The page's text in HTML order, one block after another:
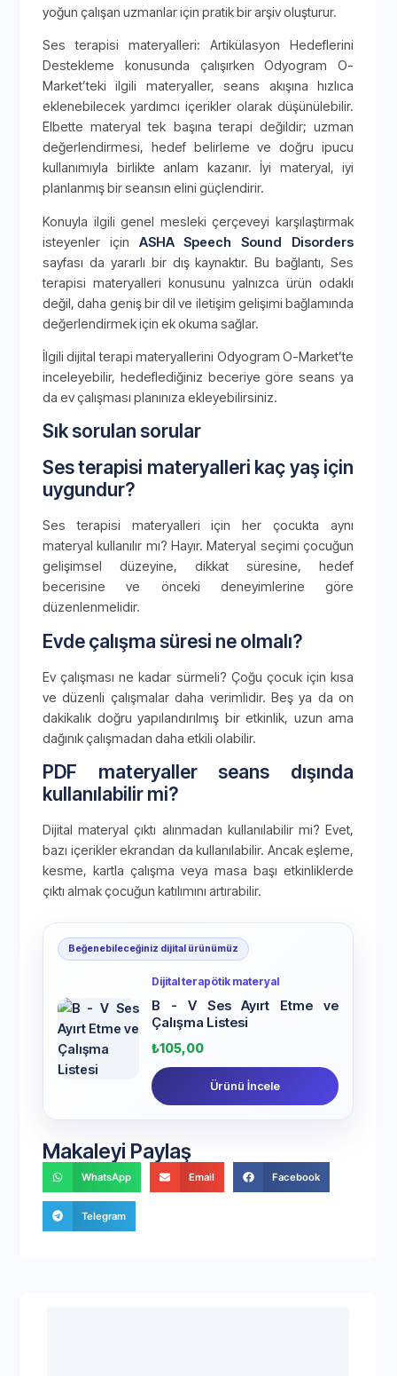
yoğun çalışan uzmanlar için pratik bir arşiv oluşturur.
Ses terapisi materyalleri: Artikülasyon Hedeflerini
Destekleme konusunda çalışırken Odyogram O-
Market’teki ilgili materyaller, seans akışına hızlıca
eklenebilecek yardımcı içerikler olarak düşünülebilir.
Elbette materyal tek başına terapi değildir; uzman
değerlendirmesi, hedef belirleme ve doğru ipucu
kullanımıyla birlikte anlam kazanır. İyi materyal, iyi
planlanmış bir seansın elini güçlendirir.
Konuyla ilgili genel mesleki çerçeveyi karşılaştırmak
isteyenler için ASHA Speech Sound Disorders
sayfası da yararlı bir dış kaynaktır. Bu bağlantı, Ses
terapisi materyalleri konusunu yalnızca ürün odaklı
değil, daha geniş bir dil ve iletişim gelişimi bağlamında
değerlendirmek için ek okuma sağlar.
İlgili dijital terapi materyallerini Odyogram O-Market’te
inceleyebilir, hedeflediğiniz beceriye göre seans ya
da ev çalışması planınıza ekleyebilirsiniz.
Sık sorulan sorular
Ses terapisi materyalleri kaç yaş için
uygundur?
Ses terapisi materyalleri için her çocukta aynı
materyal kullanılır mı? Hayır. Materyal seçimi çocuğun
gelişimsel düzeyine, dikkat süresine, hedef
becerisine ve önceki deneyimlerine göre
düzenlenmelidir.
Evde çalışma süresi ne olmalı?
Ev çalışması ne kadar sürmeli? Çoğu çocuk için kısa
ve düzenli çalışmalar daha verimlidir. Beş ya da on
dakikalık doğru yapılandırılmış bir etkinlik, uzun ama
dağınık çalışmadan daha etkili olabilir.
PDF materyaller seans dışında
kullanılabilir mi?
Dijital materyal çıktı alınmadan kullanılabilir mi? Evet,
bazı içerikler ekrandan da kullanılabilir. Ancak eşleme,
kesme, kartla çalışma veya masa başı etkinliklerde
çıktı almak çocuğun katılımını artırabilir.
Beğenebileceğiniz dijital ürünümüz
Dijital terapötik materyal
B - V Ses Ayırt Etme ve
Çalışma Listesi
₺105,00
Ürünü İncele
Makaleyi Paylaş
WhatsApp Email Facebook
Telegram